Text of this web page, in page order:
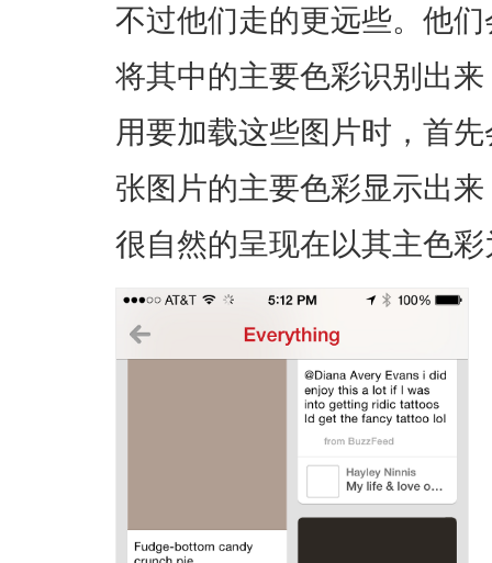
不过他们走的更远些。他
将其中的主要色彩识别出
用要加载这些图片时，首
张图片的主要色彩显示出
很自然的呈现在以其主色